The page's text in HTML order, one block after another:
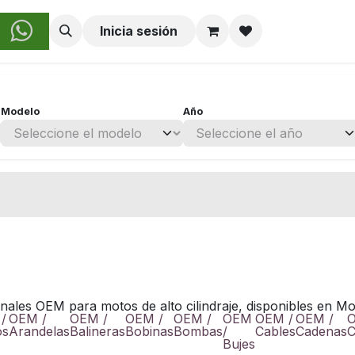
Nosotros Inicia sesión
Modelo Año
OEM para motos de alto cilindraje, disponibles en
/OEM /
Arandelas
OEM /
Balineras
OEM /
Bobinas
OEM /
Bombas
OEM
/
Bujes
OEM /
Cables
OEM /
Cadenas